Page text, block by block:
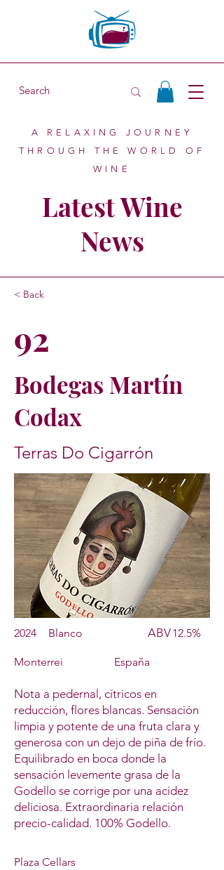
Latest Wine
News
A RELAXING JOURNEY
THROUGH THE WORLD OF
WINE
< Back
92
Bodegas Martín
Codax
Terras Do Cigarrón
2024 Blanco 12.5%
ABV
Monterrei España
Nota a pedernal, cítricos en
reducción, flores blancas. Sensación
limpia y potente de una fruta clara y
generosa con un dejo de piña de frío.
Equilibrado en boca donde la
sensación levemente grasa de la
Godello se corrige por una acidez
deliciosa. Extraordinaria relación
precio-calidad. 100% Godello.
Plaza Cellars